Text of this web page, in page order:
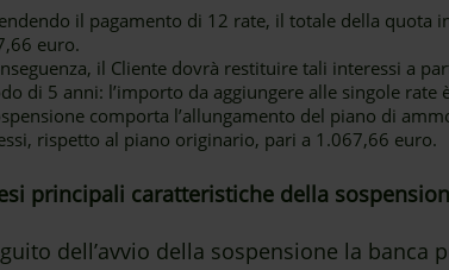
il pagamento di 12 rate, il totale della quota
euro.
il Cliente dovrà restituire tali interessi a
di 5 anni: l’importo da aggiungere alle singole rate
comporta l’allungamento del piano di
rispetto al piano originario, pari a 1.067,66 euro.
principali caratteristiche della
dell’avvio della sospensione la